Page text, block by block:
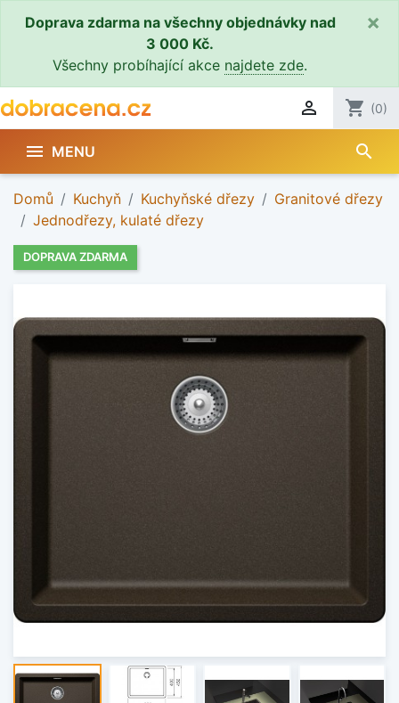
Doprava zdarma na všechny objednávky nad
3 000 Kč.
Všechny probíhající akce najdete zde.
×
 shopping_cart (0)
 MENU search
Domů Kuchyň Kuchyňské dřezy
Granitové dřezy
Jednodřezy, kulaté dřezy
DOPRAVA ZDARMA